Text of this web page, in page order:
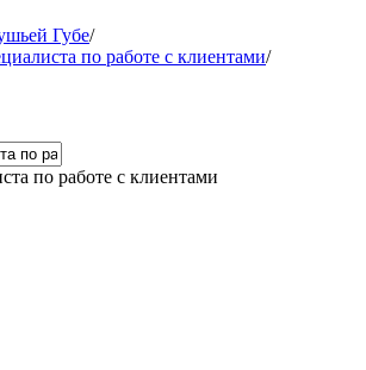
Губе/
по работе с клиентами/
по работе с клиентами